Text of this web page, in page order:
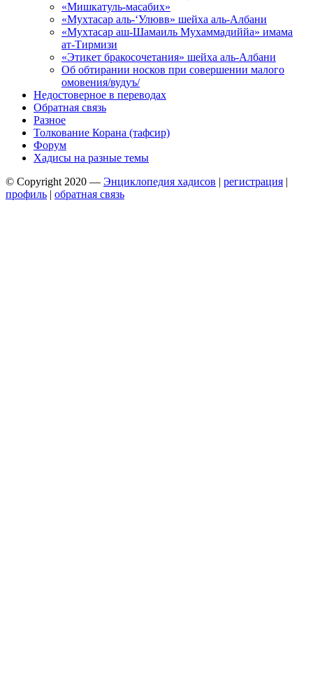
«Мишкатуль-масабих»
«Мухтасар аль-‘Улювв» шейха аль-Албани
«Мухтасар аш-Шамаиль Мухаммадиййа» имама
ат-Тирмизи
«Этикет бракосочетания» шейха аль-Албани
Об обтирании носков при совершении малого
омовения/вудуъ/
Недостоверное в переводах
Обратная связь
Разное
Толкование Корана (тафсир)
Форум
Хадисы на разные темы
© Copyright 2020 — Энциклопедия хадисов | регистрация |
профиль | обратная связь